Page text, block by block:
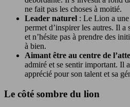
ne fait pas les choses à moitié.
Leader naturel : Le Lion a
permet d’inspirer les autres. Il a
et n’hésite pas à prendre des
à bien.
Aimant être au centre de
admiré et se sentir important. Il
apprécié pour son talent et sa
Le côté sombre du lion